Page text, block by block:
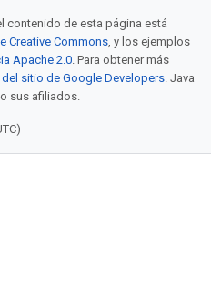
contenido de esta página está
Creative Commons, y los ejemplos
Apache 2.0. Para obtener más
sitio de Google Developers. Java
sus afiliados.